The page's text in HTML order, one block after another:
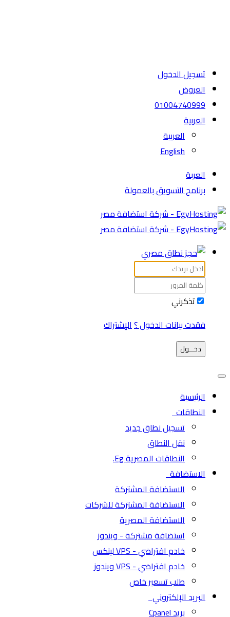
تسجيل الدخول
العروض
01004740999
العربية
العربية
English
العربة
برنامج التسويق بالعمولة
تذكرني
فقدت بيانات الدخول ؟الإشتراك
دخـــول
الرئيسية
النطاقات
تسجيل نطاق جديد
نقل النطاق
النطاقات المصرية Eg.
الاستضافة
الاستضافة المشتركة
الاستضافة المشتركة للشركات
الاستضافة المصرية
استضافة مشتركة - ويندوز
خادم افتراضي - VPS لينكس
خادم افتراضي - VPS ويندوز
طلب تسعير خاص
البريد الإلكتروني
بريد Cpanel